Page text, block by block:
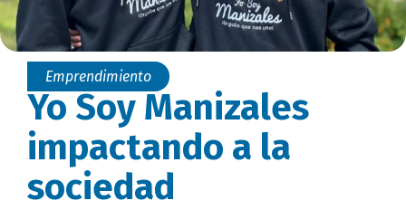
Emprendimiento
Yo Soy Manizales
impactando a la
sociedad